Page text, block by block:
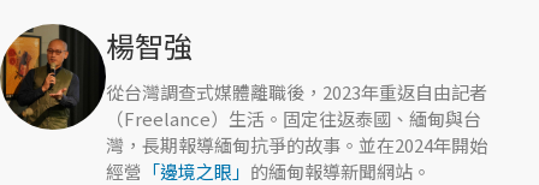
楊智強
從台灣調查式媒體離職後，2023年重返自由記者
（Freelance）生活。固定往返泰國、緬甸與台
灣，長期報導緬甸抗爭的故事。並在2024年開始
經營 「邊境之眼」 的緬甸報導新聞網站。